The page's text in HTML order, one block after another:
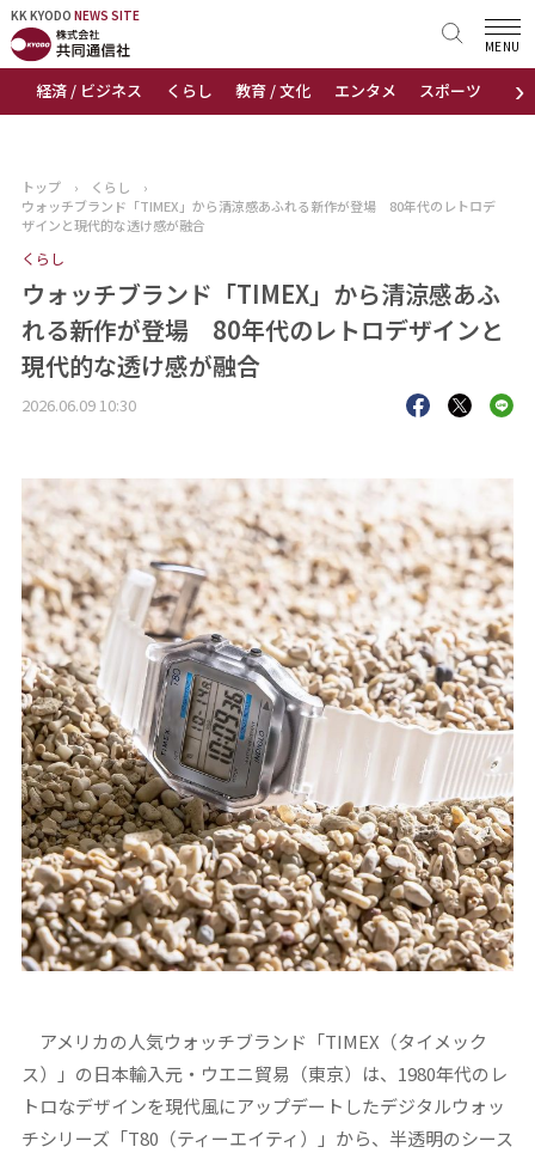
KK KYODO NEWS SITE
›
経済 / ビジネス くらし 教育 / 文化 エンタメ スポーツ 地域
MENU
KK KYODONEWS SITE
トップページ
ニュース
おすすめコンテンツ
出版物
会社概要
トップ › くらし
›
ウォッチブランド「TIMEX」から清涼感あふれる新作が登場 80年代のレトロデ
ザインと現代的な透け感が融合
くらし
ウォッチブランド「TIMEX」から清涼感あふ
れる新作が登場 80年代のレトロデザインと
現代的な透け感が融合
2026.06.09 10:30
アメリカの人気ウォッチブランド「TIMEX（タイメック
ス）」の日本輸入元・ウエニ貿易（東京）は、1980年代のレ
トロなデザインを現代風にアップデートしたデジタルウォッ
チシリーズ「T80（ティーエイティ）」から、半透明のシース